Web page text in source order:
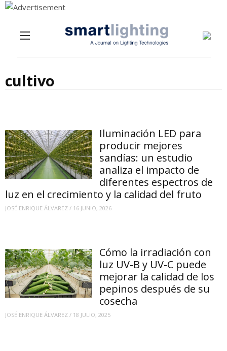
cultivo
Iluminación LED para
producir mejores
sandías: un estudio
analiza el impacto de
diferentes espectros de
luz en el crecimiento y la calidad del fruto
JOSÉ ENRIQUE ÁLVAREZ / 16 JUNIO, 2026
Cómo la irradiación con
luz UV-B y UV-C puede
mejorar la calidad de los
pepinos después de su
cosecha
JOSÉ ENRIQUE ÁLVAREZ / 18 JULIO, 2025